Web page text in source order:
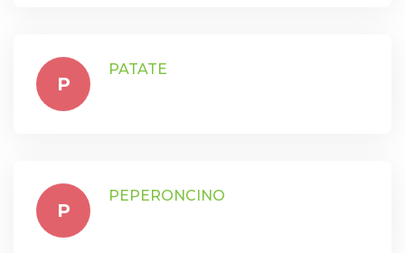
P
PATATE
P
PEPERONCINO